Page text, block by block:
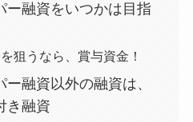
ー融資をいつかは目指
狙うなら、賞与資金！
融資以外の融資は、
き融資